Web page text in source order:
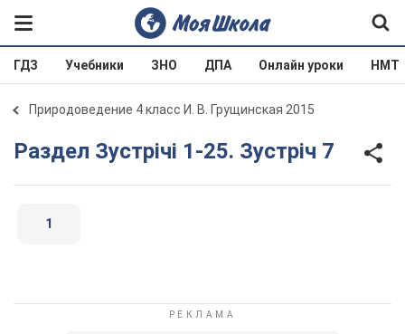
ГДЗ Учебники ЗНО ДПА Онлайн уроки НМТ
Природоведение 4 класс И. В. Грущинская 2015
Раздел Зустрічі 1-25. Зустріч 7
1